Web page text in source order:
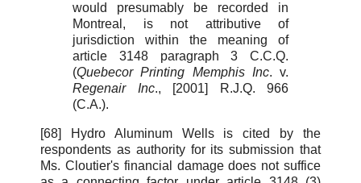
would presumably be recorded in
Montreal, is not attributive of
jurisdiction within the meaning of
article 3148 paragraph 3 C.C.Q.
(Quebecor Printing Memphis Inc. v.
Regenair Inc., [2001] R.J.Q. 966
(C.A.).
[68] Hydro Aluminum Wells is cited by the
respondents as authority for its submission that
Ms. Cloutier's financial damage does not suffice